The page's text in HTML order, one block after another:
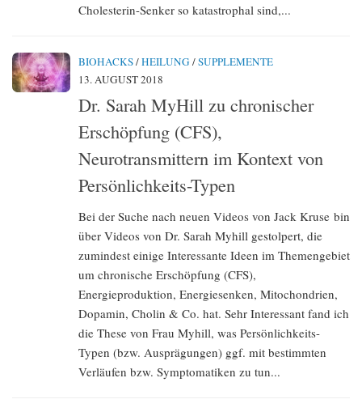
Cholesterin-Senker so katastrophal sind,...
BIOHACKS/HEILUNG /SUPPLEMENTE
13. AUGUST 2018
Dr. Sarah MyHill zu chronischer
Erschöpfung (CFS),
Neurotransmittern im Kontext von
Persönlichkeits-Typen
Bei der Suche nach neuen Videos von Jack Kruse bin
über Videos von Dr. Sarah Myhill gestolpert, die
zumindest einige Interessante Ideen im Themengebiet
um chronische Erschöpfung (CFS),
Energieproduktion, Energiesenken, Mitochondrien,
Dopamin, Cholin & Co. hat. Sehr Interessant fand ich
die These von Frau Myhill, was Persönlichkeits-
Typen (bzw. Ausprägungen) ggf. mit bestimmten
Verläufen bzw. Symptomatiken zu tun...